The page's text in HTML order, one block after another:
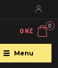
Menu
0
0 Kč